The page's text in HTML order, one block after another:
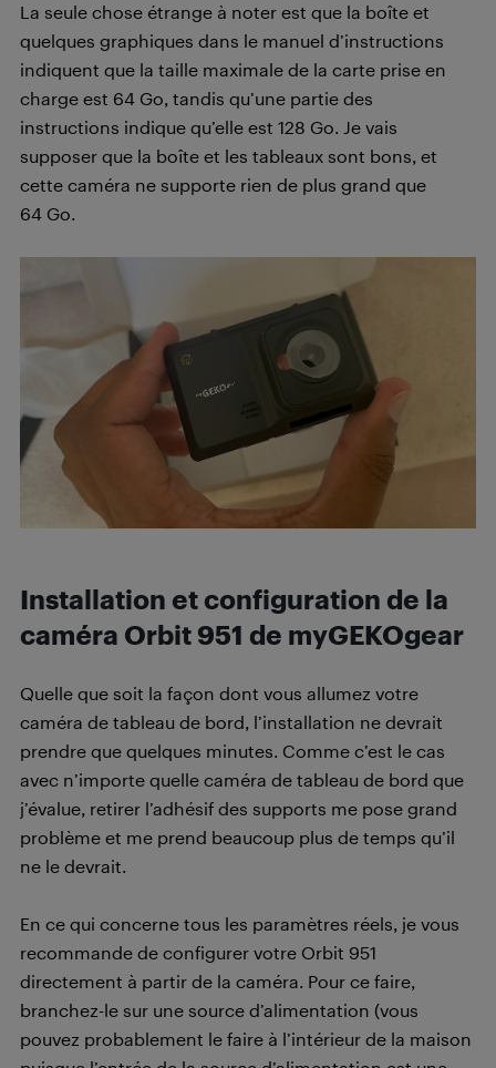
La seule chose étrange à noter est que la boîte et
quelques graphiques dans le manuel d’instructions
indiquent que la taille maximale de la carte prise en
charge est 64 Go, tandis qu’une partie des
instructions indique qu’elle est 128 Go. Je vais
supposer que la boîte et les tableaux sont bons, et
cette caméra ne supporte rien de plus grand que
64 Go.
Installation et configuration de la
caméra Orbit 951 de myGEKOgear
Quelle que soit la façon dont vous allumez votre
caméra de tableau de bord, l’installation ne devrait
prendre que quelques minutes. Comme c’est le cas
avec n’importe quelle caméra de tableau de bord que
j’évalue, retirer l’adhésif des supports me pose grand
problème et me prend beaucoup plus de temps qu’il
ne le devrait.
En ce qui concerne tous les paramètres réels, je vous
recommande de configurer votre Orbit 951
directement à partir de la caméra. Pour ce faire,
branchez-le sur une source d’alimentation (vous
pouvez probablement le faire à l’intérieur de la maison